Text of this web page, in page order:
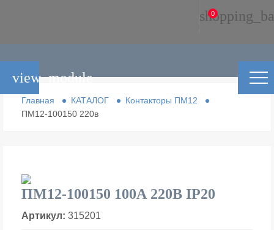
0
Главная КАТАЛОГ
Контакторы ПМ12
ПМ12-100150 220в
ПМ12-100150 100А 220В IP20
Артикул: 315201
view_module